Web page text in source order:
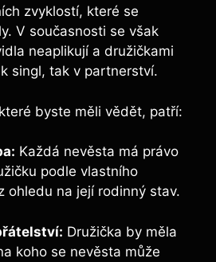
zvyklostí, které se⁣
⁣V současnosti se však
neaplikují a družičkami⁢
singl, tak v partnerství.
byste měli ​vědět, patří:
​Každá nevěsta⁤ má právo
podle vlastního
ohledu na její rodinný stav.
⁢Družička ⁢by⁢ měla
koho se nevěsta může